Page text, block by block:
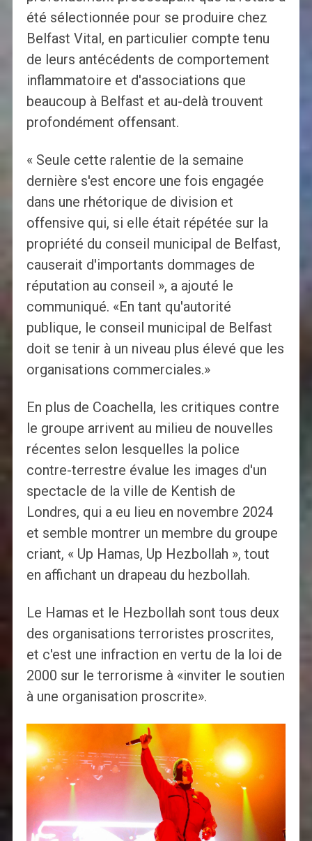
été sélectionnée pour se produire chez
Belfast Vital, en particulier compte tenu
de leurs antécédents de comportement
inflammatoire et d'associations que
beaucoup à Belfast et au-delà trouvent
profondément offensant.
« Seule cette ralentie de la semaine
dernière s'est encore une fois engagée
dans une rhétorique de division et
offensive qui, si elle était répétée sur la
propriété du conseil municipal de Belfast,
causerait d'importants dommages de
réputation au conseil », a ajouté le
communiqué. «En tant qu'autorité
publique, le conseil municipal de Belfast
doit se tenir à un niveau plus élevé que les
organisations commerciales.»
En plus de Coachella, les critiques contre
le groupe arrivent au milieu de nouvelles
récentes selon lesquelles la police
contre-terrestre évalue les images d'un
spectacle de la ville de Kentish de
Londres, qui a eu lieu en novembre 2024
et semble montrer un membre du groupe
criant, « Up Hamas, Up Hezbollah », tout
en affichant un drapeau du hezbollah.
Le Hamas et le Hezbollah sont tous deux
des organisations terroristes proscrites,
et c'est une infraction en vertu de la loi de
2000 sur le terrorisme à «inviter le soutien
à une organisation proscrite».